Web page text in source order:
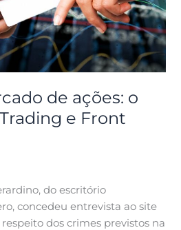
de ações: o
e Front
do escritório
concedeu entrevista ao site
dos crimes previstos na